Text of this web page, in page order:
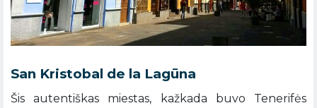
San Kristobal de la Lagūna
Šis autentiškas miestas, kažkada buvo Tenerifės